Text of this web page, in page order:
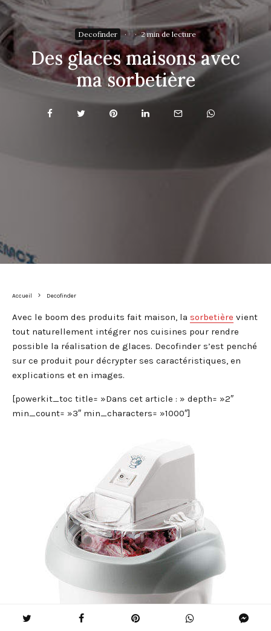
Decofinder · · 2 min de lecture
Des glaces maisons avec
ma sorbetière
Accueil Decofinder
Avec le boom des produits fait maison, la sorbetière vient
tout naturellement intégrer nos cuisines pour rendre
possible la réalisation de glaces. Decofinder s’est penché
sur ce produit pour décrypter ses caractéristiques, en
explications et en images.
[powerkit_toc title= »Dans cet article : » depth= »2″
min_count= »3″ min_characters= »1000″]